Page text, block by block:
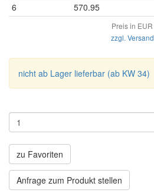
6 570.95
Preis in EUR
zzgl. Versand
nicht ab Lager lieferbar (ab KW 34)
zu Favoriten
Anfrage zum Produkt stellen